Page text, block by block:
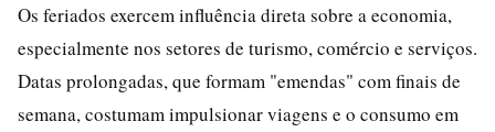
Os feriados exercem influência direta sobre a economia,
especialmente nos setores de turismo, comércio e serviços.
Datas prolongadas, que formam "emendas" com finais de
semana, costumam impulsionar viagens e o consumo em